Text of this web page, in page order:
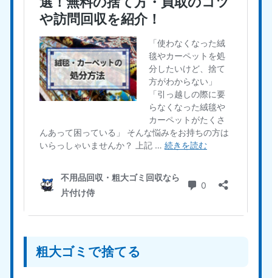
粗大ゴミで捨てる
四国
香川県
050-1880-9899
9:00〜19:00 年中無休
徳島県
050-1880-9898
9:00〜19:00 年中無休
愛媛県
050-1880-9896
高知県
050-1880-9897
9:00〜19:00 年中無休
九州・沖縄
050-1880-9895
9:00〜19:00 年中無休
050-1880-9894
9:00〜19:00 年中無休
050-1880-9891
9:00〜19:00 年中無休